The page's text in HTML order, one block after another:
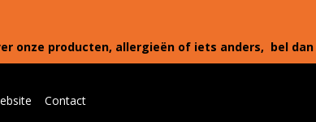
onze producten, allergieën of iets anders, bel dan
Contact